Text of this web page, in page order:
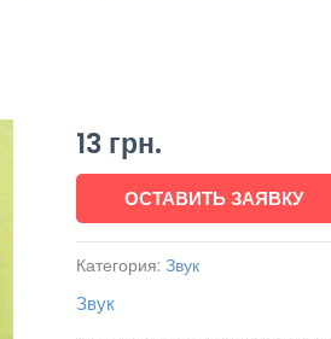
13 грн.
ОСТАВИТЬ ЗАЯВКУ
Категория:Звук
Звук